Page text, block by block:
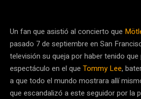
Un fan que asistió al concierto que
pasado 7 de septiembre en San
televisión su queja por haber tenido que
espectáculo en el que Tommy Lee,
a que todo el mundo mostrara allí
que escandalizó a este seguidor por la